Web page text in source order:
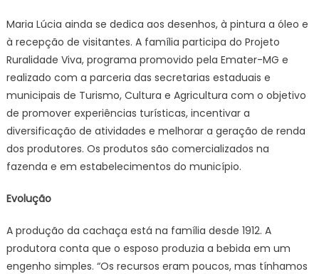
Maria Lúcia ainda se dedica aos desenhos, à pintura a óleo e
à recepção de visitantes. A família participa do Projeto
Ruralidade Viva, programa promovido pela Emater-MG e
realizado com a parceria das secretarias estaduais e
municipais de Turismo, Cultura e Agricultura com o objetivo
de promover experiências turísticas, incentivar a
diversificação de atividades e melhorar a geração de renda
dos produtores. Os produtos são comercializados na
fazenda e em estabelecimentos do município.
Evolução
A produção da cachaça está na família desde 1912. A
produtora conta que o esposo produzia a bebida em um
engenho simples. “Os recursos eram poucos, mas tínhamos